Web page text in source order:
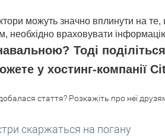
можуть значно вплинути на те,
необхідно враховувати
Тоді
у хостинг-компанії
стаття? Розкажіть про неї
скаржаться на погану